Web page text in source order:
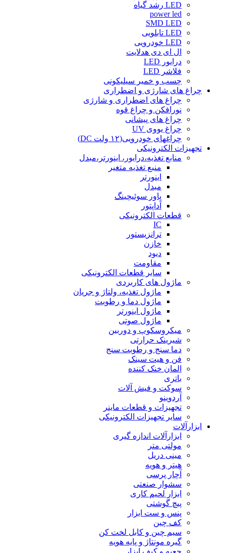
LED رشد گیاه
power led
SMD LED
LED تابلویی
LED خودرویی
ال ای دی هدلایت
درایور LED
فلاشر LED
چسب و خمیر سیلیکونی
چراغ های شارژی و اضطراری
چراغ های اضطراری و شارژی
نورافکن و چراغ قوه
چراغ های پیشانی
چراغ یووی UV
چراغهای خودرویی(۱۲ ولت DC)
تجهیزات الکترونیکی
منابع تغذیه،درایور، اینورتر،مبدل
منبع تغذیه متغیر
اینورتر
مبدل
پاور سوئیچینگ
آداپتور
قطعات الکترونیکی
IC
ترانزیستور
خازن
دیود
مقاومت
سایر قطعات الکترونیکی
ماژول های کاربردی
ماژول تغذیه، ولتاژ و جریان
ماژول دما و رطوبت
ماژول اینورتر
ماژول صوتی
میکروسکوپ و دوربین
شیرینک حرارتی
دما سنج و رطوبت سنج
فن و هیت سینک
المان خنک کننده
باتری
سوکت و فیش آلات
آردوینو
تجهیزات و قطعات ماینر
سایر تجهیزات الکترونیکی
ابزارآلات
ابزارآلات اندازه گیری
مولتی متر
مینی دریل
هیتر و هویه
آچار پرسی
سشوار صنعتی
ابزار لحیم کاری
پیچ گوشتی
پنس و ست ابزار
کف چین
سیم چین و کابل لخت کن
گیره مونتاژ و پایه هویه
جعبه و کیف ابزار